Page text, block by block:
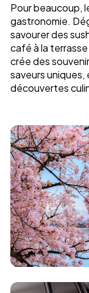
Pour beaucoup,
gastronomie.
savourer des
café à la
crée des
saveurs
découvertes